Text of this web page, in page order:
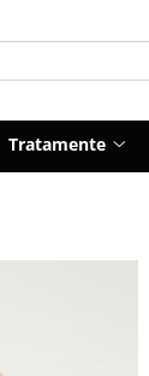
Tratamente